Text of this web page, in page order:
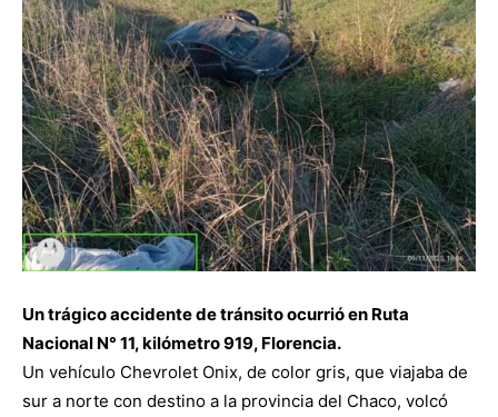
Un trágico accidente de tránsito ocurrió en Ruta
Nacional N° 11, kilómetro 919, Florencia.
Un vehículo Chevrolet Onix, de color gris, que viajaba de
sur a norte con destino a la provincia del Chaco, volcó